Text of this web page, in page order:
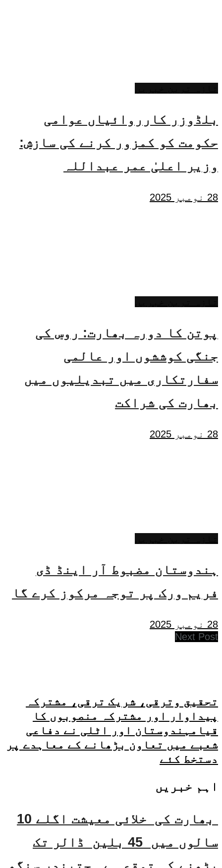
بلڈوزر کارروائیاں عوامی
حکومت کو کمزور کرنے کی سازش:
وزیر اعلیٰ عمر عبداللہ
28 نومبر 2025
پوتن کا دورہ بھارت: روس کی
جنگی کوششوں اور عالمی
سفارتکاری میں تبدیلیوں میں
بھارت کی شراکت
28 نومبر 2025
ہندوستان مضبوط آر اینڈ ڈی
فریم ورک پر توجہ مرکوز کرے گا
28 نومبر 2025
Next Post
تحقیق وترقی، شریک ترقی، مشترکہ
پیداوار اور مشترکہ منصوبوں کا
قیامہندوستان اور اٹلی نے دفاعی
شعبے میں تعاون بڑھانے کے معاہدے پر
دستخط کئے
اہم خبریں
بھارت کی خلائی معیشت اگلے 10
سالوں میں 45 بلین ڈالر تک